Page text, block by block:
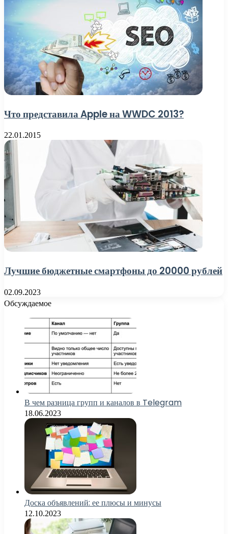
Что представила Apple на WWDC 2013?
22.01.2015
Лучшие бюджетные смартфоны до 20000 рублей
02.09.2023
Обсуждаемое
В чем разница групп и каналов в Telegram
18.06.2023
Доска объявлений: ее плюсы и минусы
12.10.2023